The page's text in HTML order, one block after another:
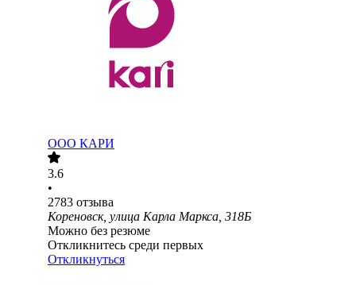
ООО КАРИ
3.6
•
2783 отзыва
Кореновск, улица Карла Маркса, 318Б
Можно без резюме
Откликнитесь среди первых
Откликнуться